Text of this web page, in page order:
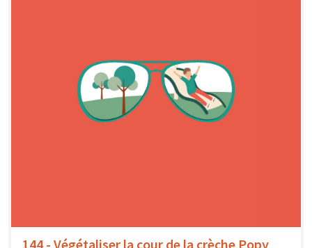
144 - Végétaliser la cour de la crèche Popy